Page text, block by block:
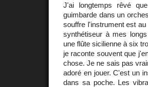
J'ai longtemps rêvé
guimbarde dans un
souffre l'instrument est
synthétiseur à mes
une flûte sicilienne à six
je raconte souvent que
chose. Je ne sais pas
adoré en jouer. C'est un
dans sa poche. Les